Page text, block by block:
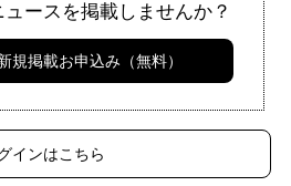
ースを掲載しませんか？
規掲載お申込み（無料）
インはこちら